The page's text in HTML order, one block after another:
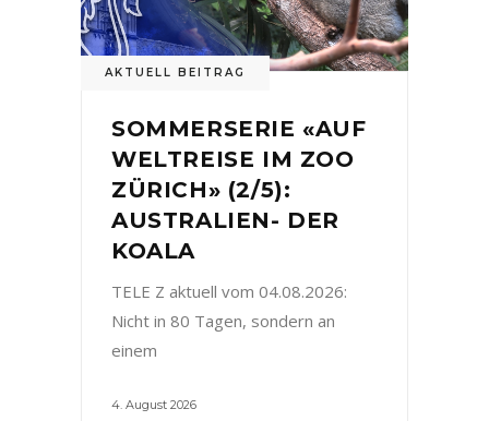
AKTUELL BEITRAG
SOMMERSERIE «AUF
WELTREISE IM ZOO
ZÜRICH» (2/5):
AUSTRALIEN- DER
KOALA
TELE Z aktuell vom 04.08.2026:
Nicht in 80 Tagen, sondern an
einem
4. August 2026